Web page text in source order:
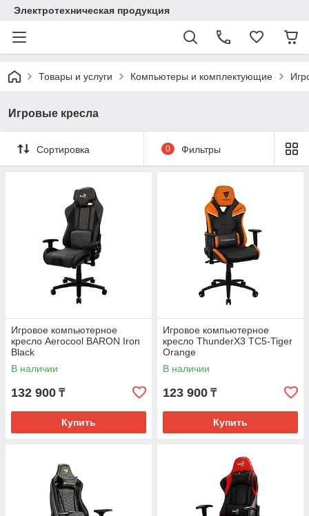
Электротехническая продукция
Товары и услуги Компьютеры и комплектующие
Игровые кресла
Сортировка 0 Фильтры
Игровое компьютерное
кресло Aerocool BARON Iron
Black
В наличии
132 900 ₸
Купить
Игровое компьютерное
кресло ThunderX3 TC5-Tiger
Orange
В наличии
123 900 ₸
Купить